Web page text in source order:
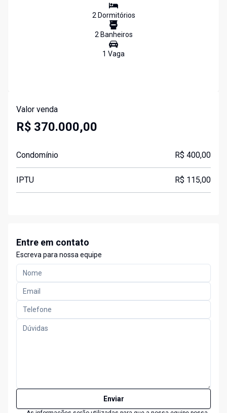
2Dormitórios
2Banheiros
1 Vaga
Valor venda
R$ 370.000,00
Condomínio R$ 400,00
IPTU R$ 115,00
Entre em contato
Escreva para nossa equipe
Enviar